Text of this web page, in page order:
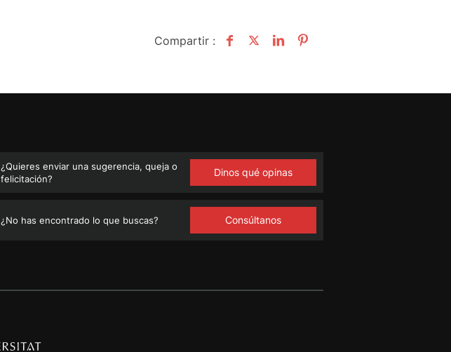
Compartir :
¿Quieres enviar una sugerencia, queja o
felicitación?
Dinos qué opinas
¿No has encontrado lo que buscas? Consúltanos